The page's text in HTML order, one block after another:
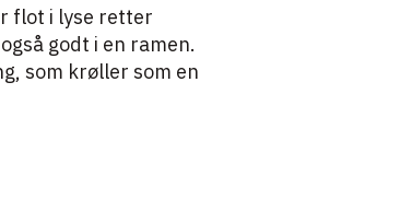
flot i lyse retter
godt i en ramen.
som krøller som en